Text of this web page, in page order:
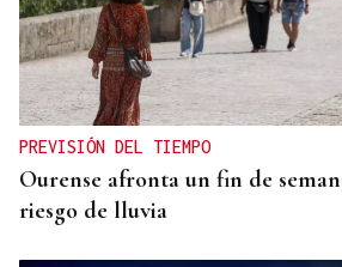
PREVISIÓN DEL TIEMPO
Ourense afronta un fin de
riesgo de lluvia